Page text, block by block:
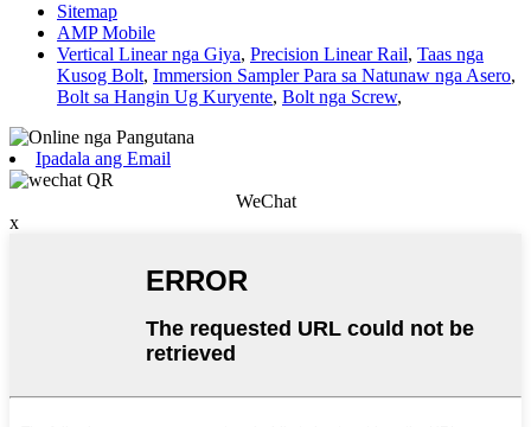
Sitemap
AMP Mobile
Vertical Linear nga Giya, Precision Linear Rail, Taas nga
Kusog Bolt, Immersion Sampler Para sa Natunaw nga Asero,
Bolt sa Hangin Ug Kuryente, Bolt nga Screw,
Ipadala ang Email
WeChat
x